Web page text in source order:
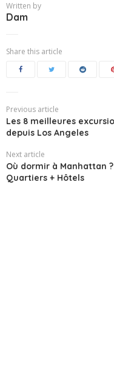
Written by
Dam
Share this article
Previous article
Les 8 meilleures
depuis Los Angeles
Next article
Où dormir à Manhattan
Quartiers + Hôtels